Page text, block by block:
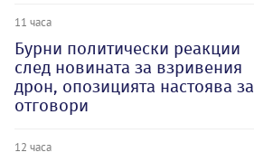
11 часа
Бурни политически реакции
след новината за взривения
дрон, опозицията настоява за
отговори
12 часа